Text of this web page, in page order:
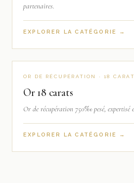
partenaires.
EXPLORER LA CATÉGORIE →
OR DE RÉCUPÉRATION · 18
Or 18 carats
Or de récupération 750‰ pesé, expertisé
EXPLORER LA CATÉGORIE →